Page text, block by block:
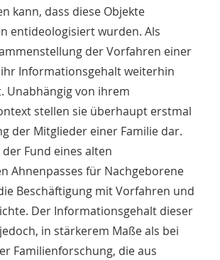
kann, dass diese Objekte
entideologisiert wurden. Als
der Vorfahren einer
Informationsgehalt weiterhin
Unabhängig von ihrem
stellen sie überhaupt erstmal
der Mitglieder einer Familie dar.
Fund eines alten
Ahnenpasses für Nachgeborene
Beschäftigung mit Vorfahren und
Der Informationsgehalt dieser
in stärkerem Maße als bei
Familienforschung, die aus